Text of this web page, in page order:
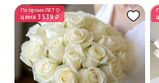
По промоЛЕТО
цена 3 539 ₽